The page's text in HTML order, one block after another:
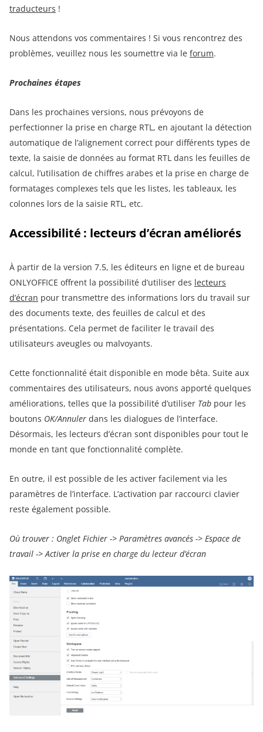
traducteurs !
Nous attendons vos commentaires ! Si vous rencontrez des
problèmes, veuillez nous les soumettre via le forum.
Prochaines étapes
Dans les prochaines versions, nous prévoyons de
perfectionner la prise en charge RTL, en ajoutant la détection
automatique de l’alignement correct pour différents types de
texte, la saisie de données au format RTL dans les feuilles de
calcul, l’utilisation de chiffres arabes et la prise en charge de
formatages complexes tels que les listes, les tableaux, les
colonnes lors de la saisie RTL, etc.
Accessibilité : lecteurs d’écran améliorés
À partir de la version 7.5, les éditeurs en ligne et de bureau
ONLYOFFICE offrent la possibilité d’utiliser des lecteurs
d’écran pour transmettre des informations lors du travail sur
des documents texte, des feuilles de calcul et des
présentations. Cela permet de faciliter le travail des
utilisateurs aveugles ou malvoyants.
Cette fonctionnalité était disponible en mode bêta. Suite aux
commentaires des utilisateurs, nous avons apporté quelques
améliorations, telles que la possibilité d’utiliser Tab pour les
boutons OK/Annuler dans les dialogues de l’interface.
Désormais, les lecteurs d’écran sont disponibles pour tout le
monde en tant que fonctionnalité complète.
En outre, il est possible de les activer facilement via les
paramètres de l’interface. L’activation par raccourci clavier
reste également possible.
Où trouver : Onglet Fichier -> Paramètres avancés -> Espace de
travail -> Activer la prise en charge du lecteur d’écran